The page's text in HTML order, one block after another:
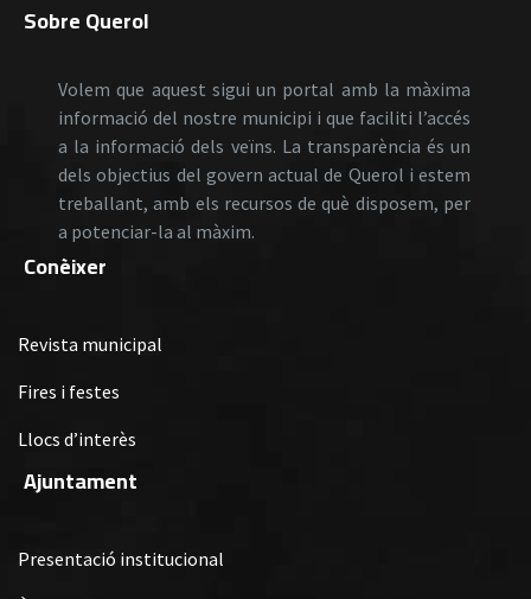
Sobre Querol
Volem que aquest sigui un portal amb la màxima
informació del nostre municipi i que faciliti l’accés
a la informació dels veïns. La transparència és un
dels objectius del govern actual de Querol i estem
treballant, amb els recursos de què disposem, per
a potenciar-la al màxim.
Conèixer
Revista municipal
Fires i festes
Llocs d’interès
Ajuntament
Presentació institucional